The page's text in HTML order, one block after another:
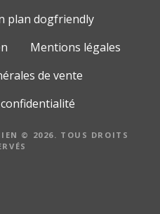
plan dogfriendly
Mentions légales
de vente
© 2026. TOUS DROITS